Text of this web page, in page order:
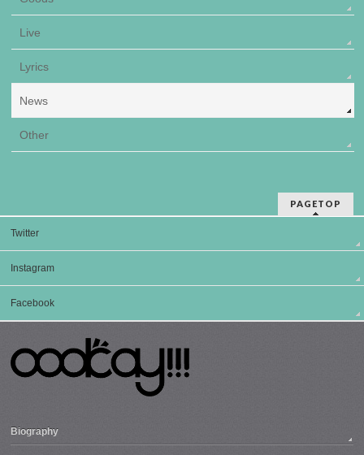
Live
Lyrics
News
Other
PAGETOP
Twitter
Instagram
Facebook
Biography